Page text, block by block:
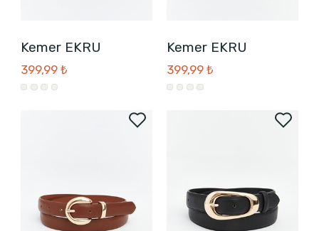
Kemer EKRU
399,99 ₺
Kemer EKRU
399,99 ₺